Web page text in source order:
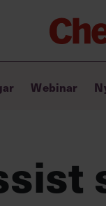
Lyft ditt
Chef GPT
Webinar